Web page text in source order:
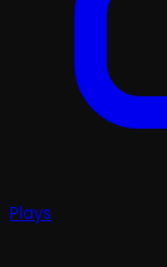
Plays